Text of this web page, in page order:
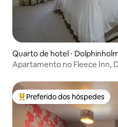
Quarto de hotel ⋅
Apartamento no Fleece Inn,
Entre os melhores preferidos
Preferido dos hóspedes